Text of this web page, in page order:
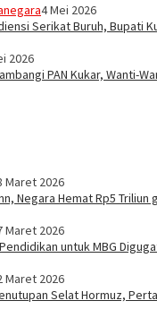
4 Mei 2026
Serikat Buruh, Bupati
2026
PAN Kukar, Wanti-
Maret 2026
Negara Hemat Rp5
Maret 2026
untuk MBG
Maret 2026
Selat Hormuz,